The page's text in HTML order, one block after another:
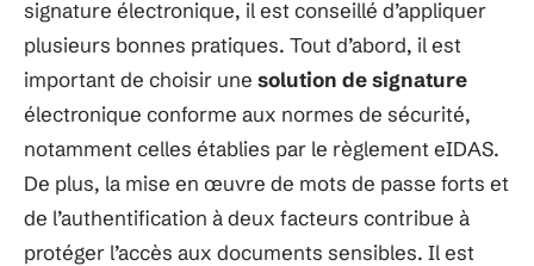
signature électronique, il est conseillé d’appliquer
plusieurs bonnes pratiques. Tout d’abord, il est
important de choisir une solution de signature
électronique conforme aux normes de sécurité,
notamment celles établies par le règlement eIDAS.
De plus, la mise en œuvre de mots de passe forts et
de l’authentification à deux facteurs contribue à
protéger l’accès aux documents sensibles. Il est